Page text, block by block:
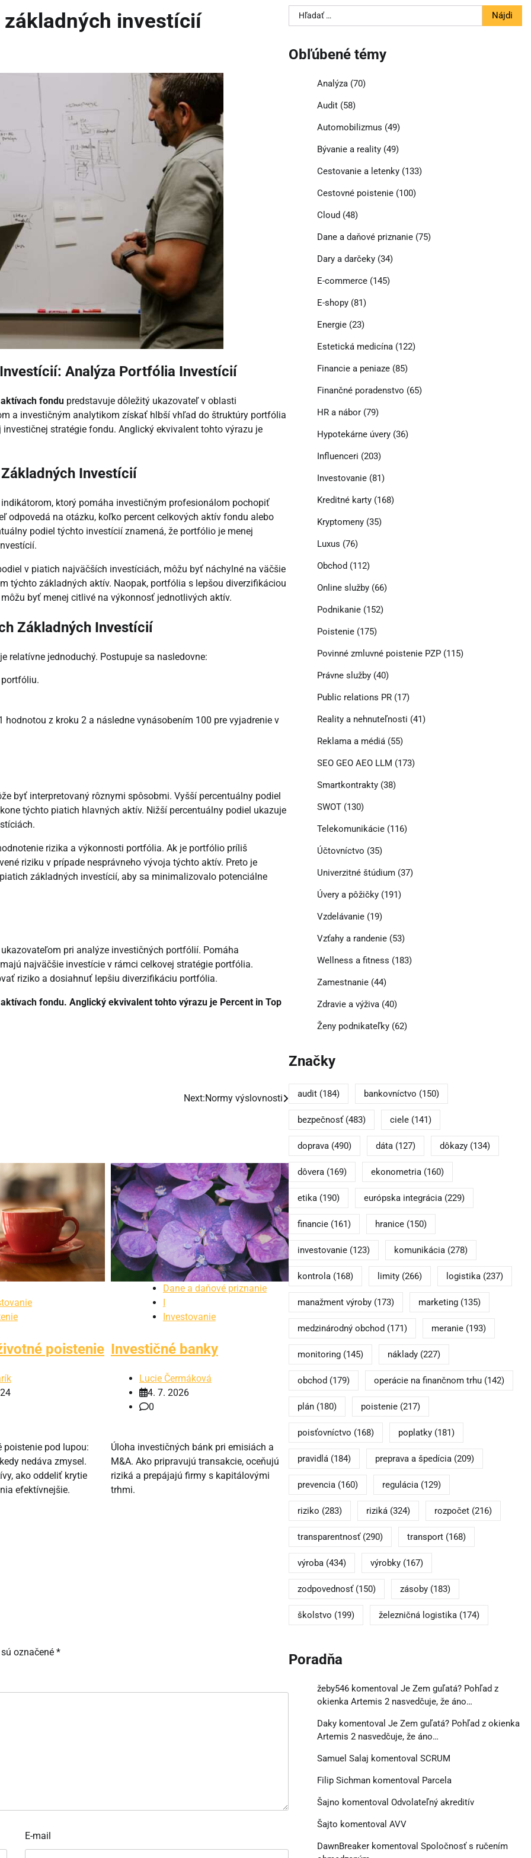
investícií
Analýza Portfólia Investícií
fondu predstavuje dôležitý ukazovateľ v oblasti
a investičným analytikom získať hlbší vhľad do štruktúry portfólia
stratégie fondu. Anglický ekvivalent tohto výrazu je
Investícií
ktorý pomáha investičným profesionálom pochopiť
na otázku, koľko percent celkových aktív fondu alebo
podiel týchto investícií znamená, že portfólio je menej
v piatich najväčších investíciách, môžu byť náchylné na väčšie
týchto základných aktív. Naopak, portfólia s lepšou diverzifikáciou
byť menej citlivé na výkonnosť jednotlivých aktív.
Základných Investícií
relatívne jednoduchý. Postupuje sa nasledovne:
z kroku 2 a následne vynásobením 100 pre vyjadrenie v
byť interpretovaný rôznymi spôsobmi. Vyšší percentuálny podiel
týchto piatich hlavných aktív. Nižší percentuálny podiel ukazuje
rizika a výkonnosti portfólia. Ak je portfólio príliš
riziku v prípade nesprávneho vývoja týchto aktív. Preto je
základných investícií, aby sa minimalizovalo potenciálne
pri analýze investičných portfólií. Pomáha
najväčšie investície v rámci celkovej stratégie portfólia.
riziko a dosiahnuť lepšiu diverzifikáciu portfólia.
fondu. Anglický ekvivalent tohto výrazu je Percent in Top
Next:Normy výslovnosti
poistenie
poistenie pod lupou:
nedáva zmysel.
ako oddeliť krytie
efektívnejšie.
Dane a daňové priznanie
Investovanie
Investičné banky
Lucie Čermáková
4. 7. 2026
0
Úloha investičných bánk pri emisiách a
M&A. Ako pripravujú transakcie, oceňujú
riziká a prepájajú firmy s kapitálovými
trhmi.
označené *
E-mail
Hľadať:
Obľúbené témy
Analýza(70)
Audit(58)
Automobilizmus (49)
Bývanie a reality(49)
Cestovanie a letenky(133)
Cestovné poistenie(100)
Cloud (48)
Dane a daňové priznanie(75)
Dary a darčeky(34)
E-commerce(145)
E-shopy(81)
Energie(23)
Estetická medicína(122)
Financie a peniaze(85)
Finančné poradenstvo (65)
HR a nábor(79)
Hypotekárne úvery(36)
Influenceri (203)
Investovanie(81)
Kreditné karty(168)
Kryptomeny(35)
Luxus (76)
Obchod (112)
Online služby(66)
Podnikanie(152)
Poistenie(175)
Povinné zmluvné poistenie PZP(115)
Právne služby(40)
Public relations PR(17)
Reality a nehnuteľnosti (41)
Reklama a médiá(55)
SEO GEO AEO LLM (173)
Smartkontrakty(38)
SWOT(130)
Telekomunikácie(116)
Účtovníctvo (35)
Univerzitné štúdium(37)
Úvery a pôžičky(191)
Vzdelávanie(19)
Vzťahy a randenie(53)
Wellness a fitness (183)
Zamestnanie(44)
Zdravie a výživa(40)
Ženy podnikateľky(62)
Značky
audit(184) bankovníctvo (150)
bezpečnosť(483) ciele(141)
doprava(490) dáta(127) dôkazy(134)
dôvera(169) ekonometria(160)
etika(190) európska integrácia(229)
financie(161) hranice(150)
investovanie(123) komunikácia(278)
kontrola(168) limity(266) logistika(237)
manažment výroby(173) marketing(135)
medzinárodný obchod (171) meranie(193)
monitoring(145) náklady(227)
obchod (179) operácie na finančnom trhu(142)
plán(180) poistenie(217)
poisťovníctvo (168) poplatky(181)
pravidlá(184) preprava a špedícia(209)
prevencia(160) regulácia(129)
riziko (283) riziká(324) rozpočet(216)
transparentnosť(290) transport(168)
výroba(434) výrobky(167)
zodpovednosť(150) zásoby(183)
školstvo (199) železničná logistika(174)
Poradňa
žeby546komentoval Je Zem guľatá? Pohľad z
okienka Artemis 2 nasvedčuje, že áno…
Dakykomentoval Je Zem guľatá? Pohľad z okienka
Artemis 2 nasvedčuje, že áno…
Samuel Salaj komentoval SCRUM
Filip Sichmankomentoval Parcela
Šajno komentoval Odvolateľný akreditív
Šajto komentoval AVV
DawnBreakerkomentoval Spoločnosť s ručením